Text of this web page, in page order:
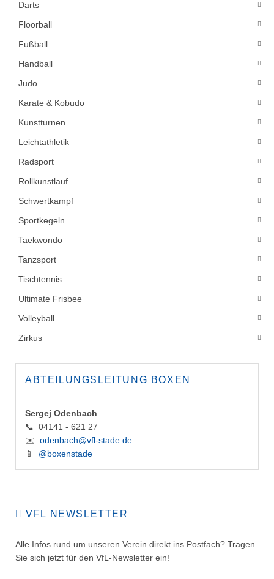
Darts
Floorball
Fußball
Handball
Judo
Karate & Kobudo
Kunstturnen
Leichtathletik
Radsport
Rollkunstlauf
Schwertkampf
Sportkegeln
Taekwondo
Tanzsport
Tischtennis
Ultimate Frisbee
Volleyball
Zirkus
ABTEILUNGSLEITUNG BOXEN
Sergej Odenbach
📞 04141 - 621 27
✉️ odenbach@vfl-stade.de
📱 @boxenstade
VFL NEWSLETTER
Alle Infos rund um unseren Verein direkt ins Postfach? Tragen
Sie sich jetzt für den VfL-Newsletter ein!